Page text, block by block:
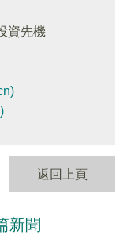
資先機
返回上頁
新聞